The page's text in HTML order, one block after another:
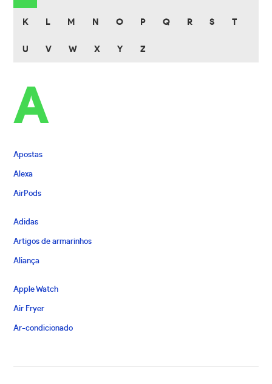
K L M N O P Q R S T
U V W X Y Z
A
Apostas
Alexa
AirPods
Adidas
Artigos de armarinhos
Aliança
Apple Watch
Air Fryer
Ar-condicionado